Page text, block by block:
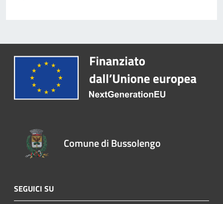
Comune di Bussolengo
SEGUICI SU